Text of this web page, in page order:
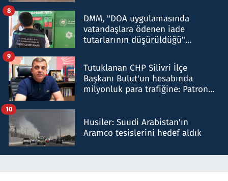
DMM, "DOA uygulamasında
vatandaşlara ödenen iade
tutarlarının düşürüldüğü"
8
Tutuklanan CHP Silivri İlçe
Başkanı Bulut'un hesabında
milyonluk para trafiğine: Patron
9
Husiler: Suudi Arabistan'ın
Aramco tesislerini hedef aldık
10